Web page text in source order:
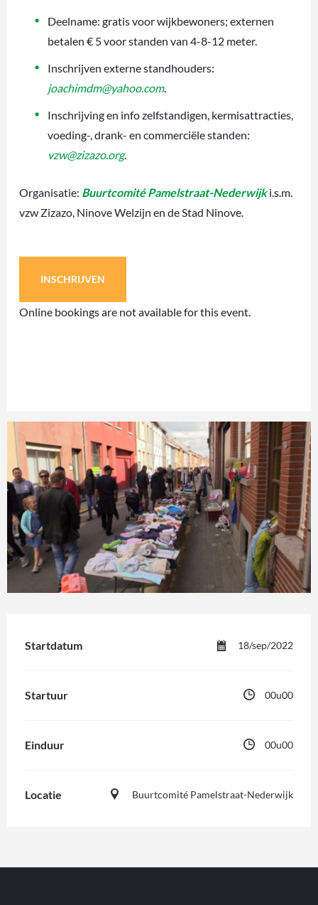
Deelname: gratis voor wijkbewoners; externen
betalen € 5 voor standen van 4-8-12 meter.
Inschrijven externe standhouders:
joachimdm@yahoo.com.
Inschrijving en info zelfstandigen, kermisattracties,
voeding-, drank- en commerciële standen:
vzw@zizazo.org.
Organisatie: Buurtcomité Pamelstraat-Nederwijk i.s.m.
vzw Zizazo, Ninove Welzijn en de Stad Ninove.
INSCHRIJVEN
Online bookings are not available for this event.
Startdatum 18/sep/2022
Startuur 00u00
Einduur 00u00
Locatie Buurtcomité Pamelstraat-Nederwijk